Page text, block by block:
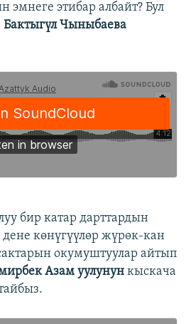
эмнеге этибар албайт? Бул
Бактыгүл Чыныбаева
бир катар дарттардын
көнүгүүлөр жүрөк-кан
окумуштуулар айтып
Азам уулунун кыскача